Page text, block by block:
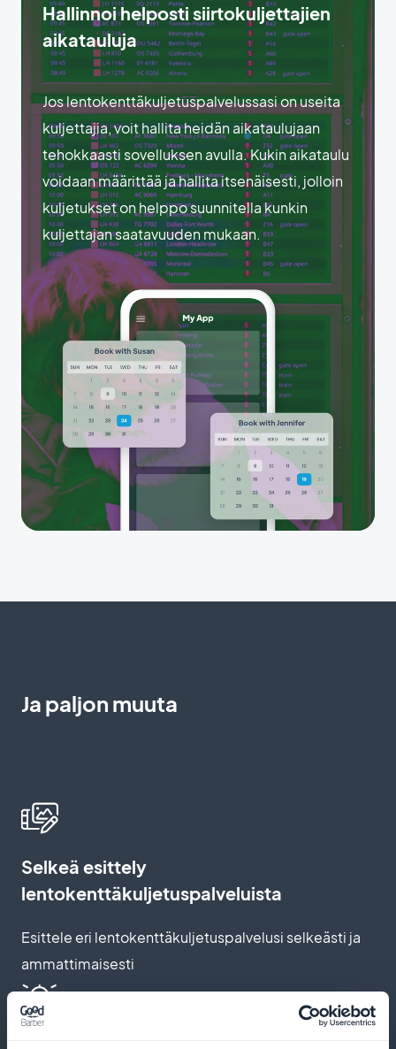
Hallinnoi helposti siirtokuljettajien
aikatauluja
Jos lentokenttäkuljetuspalvelussasi on useita
kuljettajia, voit hallita heidän aikataulujaan
tehokkaasti sovelluksen avulla. Kukin aikataulu
voidaan määrittää ja hallita itsenäisesti, jolloin
kuljetukset on helppo suunnitella kunkin
kuljettajan saatavuuden mukaan.
Ja paljon muuta
Selkeä esittely
lentokenttäkuljetuspalveluista
Esittele eri lentokenttäkuljetuspalvelusi selkeästi ja
ammattimaisesti